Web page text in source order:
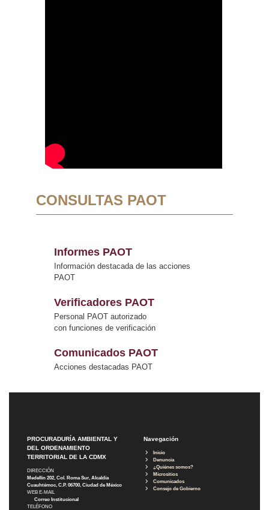
CONSULTAS PAOT
Informes PAOT
Información destacada de las acciones
PAOT
Verificadores PAOT
Personal PAOT autorizado
con funciones de verificación
Comunicados PAOT
Acciones destacadas PAOT
PROCURADURÍA AMBIENTAL Y
DEL ORDENAMIENTO
TERRITORIAL DE LA CDMX
DIRECCIÓN
Medellín 202, Col. Roma Sur, Alcaldía
Cuauhtémoc, C.P. 06700, Ciudad de México
WEB E-MAIL
Correo Institucional
TELÉFONO
Navegación
Inicio
Denuncia
¿Quiénes somos?
Micrositios
Comunicados
Consejo de Gobierno